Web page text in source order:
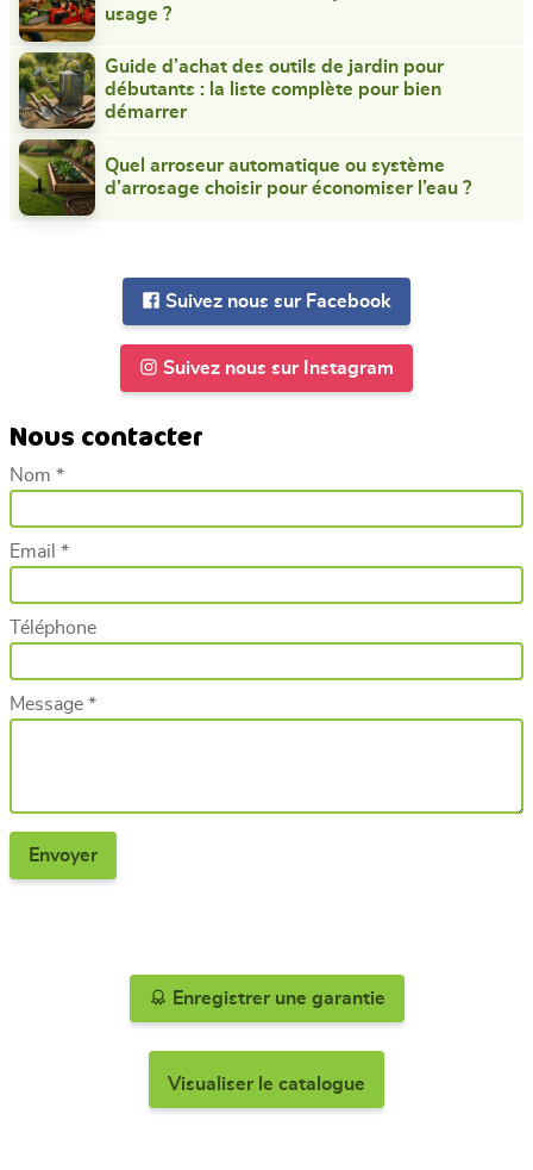
usage ?
Guide d’achat des outils de jardin pour
débutants : la liste complète pour bien
démarrer
Quel arroseur automatique ou système
d’arrosage choisir pour économiser l’eau ?
Suivez nous sur Facebook
Suivez nous sur Instagram
Nous contacter
Nom *
Email *
Téléphone
Message *
Enregistrer une garantie
Visualiser le catalogue